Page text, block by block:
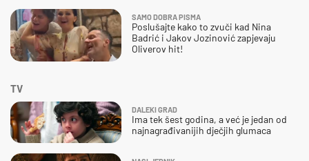
SAMO DOBRA PISMA
Poslušajte kako to zvuči kad Nina
Badrić i Jakov Jozinović zapjevaju
Oliverov hit!
TV
DALEKI GRAD
Ima tek šest godina, a već je jedan od
najnagrađivanijih dječjih glumaca